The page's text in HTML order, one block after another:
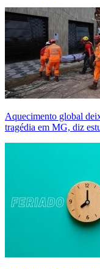
Aquecimento global
tragédia em MG, diz